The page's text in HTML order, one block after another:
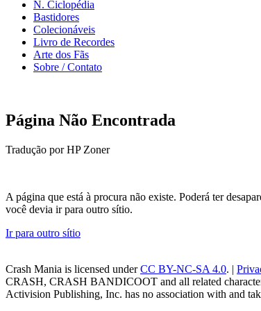
N. Ciclopédia
Bastidores
Colecionáveis
Livro de Recordes
Arte dos Fãs
Sobre / Contato
Página Não Encontrada
Tradução por HP Zoner
A página que está à procura não existe. Poderá ter
você devia ir para outro sítio.
Ir para outro sítio
Crash Mania is licensed underCC BY-NC-SA 4.0. |
CRASH, CRASH BANDICOOT and all related
Activision Publishing, Inc. has no association with and